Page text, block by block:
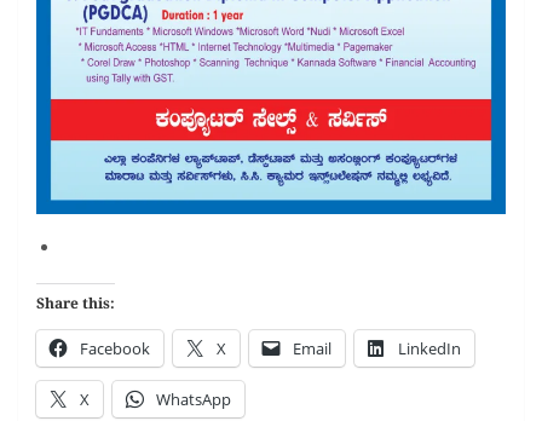
Share this:
Facebook X Email LinkedIn
X WhatsApp